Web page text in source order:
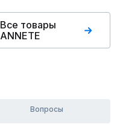
Все товары
ANNETE
Вопросы